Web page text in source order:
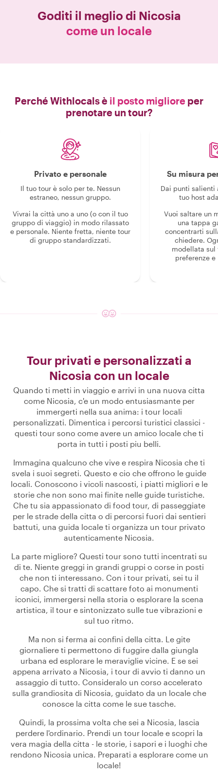
Goditi il meglio di Nicosia
come un locale
Perché Withlocals è il posto migliore per
prenotare un tour?
Privato e personale
Il tuo tour è solo per te. Nessun
estraneo, nessun gruppo.
Vivrai la città uno a uno (o con il tuo
gruppo di viaggio) in modo rilassato
e personale. Niente fretta, niente tour
di gruppo standardizzati.
Su misura
Dai punti salienti
tuo host
Vuoi saltare un
una tappa
concentrarti
chiedere.
modellata sul
preferenze
Tour privati e personalizzati a
Nicosia con un locale
Quando ti metti in viaggio e arrivi in una nuova citta
come Nicosia, c'e un modo entusiasmante per
immergerti nella sua anima: i tour locali
personalizzati. Dimentica i percorsi turistici classici -
questi tour sono come avere un amico locale che ti
porta in tutti i posti piu belli.
Immagina qualcuno che vive e respira Nicosia che ti
svela i suoi segreti. Questo e cio che offrono le guide
locali. Conoscono i vicoli nascosti, i piatti migliori e le
storie che non sono mai finite nelle guide turistiche.
Che tu sia appassionato di food tour, di passeggiate
per le strade della citta o di percorsi fuori dai sentieri
battuti, una guida locale ti organizza un tour privato
autenticamente Nicosia.
La parte migliore? Questi tour sono tutti incentrati su
di te. Niente greggi in grandi gruppi o corse in posti
che non ti interessano. Con i tour privati, sei tu il
capo. Che si tratti di scattare foto ai monumenti
iconici, immergersi nella storia o esplorare la scena
artistica, il tour e sintonizzato sulle tue vibrazioni e
sul tuo ritmo.
Ma non si ferma ai confini della citta. Le gite
giornaliere ti permettono di fuggire dalla giungla
urbana ed esplorare le meraviglie vicine. E se sei
appena arrivato a Nicosia, i tour di avvio ti danno un
assaggio di tutto. Consideralo un corso accelerato
sulla grandiosita di Nicosia, guidato da un locale che
conosce la citta come le sue tasche.
Quindi, la prossima volta che sei a Nicosia, lascia
perdere l'ordinario. Prendi un tour locale e scopri la
vera magia della citta - le storie, i sapori e i luoghi che
rendono Nicosia unica. Preparati a esplorare come un
locale!